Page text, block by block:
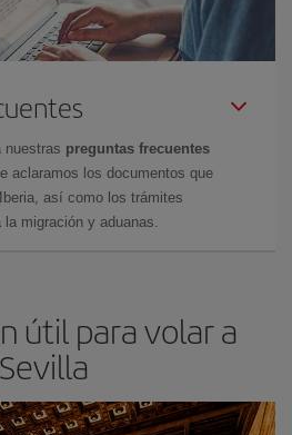
nuestras preguntas frecuentes
aclaramos los documentos que
así como los trámites
migración y aduanas.
útil para volar a
Sevilla